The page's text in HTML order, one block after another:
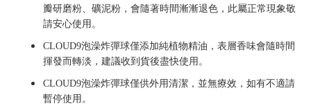
瓣研磨粉、礦泥粉， 會隨著時間漸漸退色，此屬正常現象敬
請安心使用。
CLOUD9泡澡炸彈球僅添加純植物精油，表層香味會隨時間
揮發而轉淡，建議收到貨後盡快使用 。
CLOUD9泡澡炸彈球僅供外用清潔， 並無療效 ，如有不適請
暫停使用。